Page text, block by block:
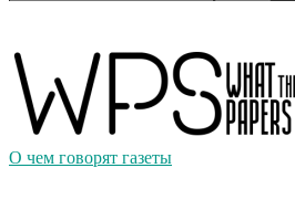
О чем говорят газеты